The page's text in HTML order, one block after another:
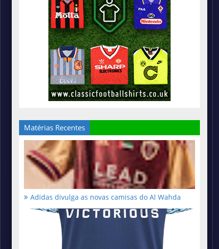
Matérias Recentes
Adidas divulga as novas camisas do Al Wahda